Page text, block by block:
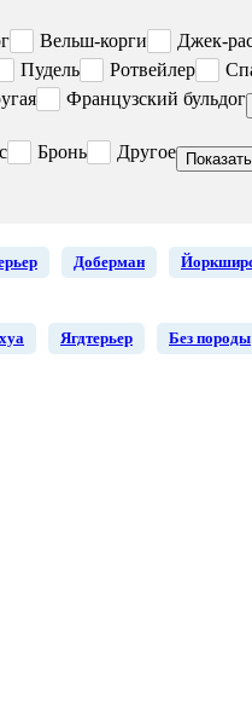
Вельш-корги Джек-
Пудель Ротвейлер
Французский бульдог
Бронь Другое
Доберман
Ягдтерьер Без породы